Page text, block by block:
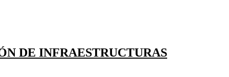
DE INFRAESTRUCTURAS